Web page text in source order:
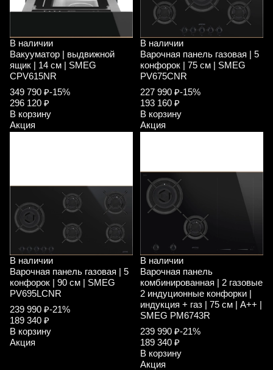
В наличии
Вакууматор | выдвижной
ящик | 14 см | SMEG
CPV615NR
349 790 ₽-15%
296 120 ₽
В корзину
Акция
В наличии
Варочная панель газовая | 5
конфорок | 75 см | SMEG
PV675CNR
227 990 ₽-15%
193 160 ₽
В корзину
Акция
В наличии
Варочная панель газовая | 5
конфорок | 90 см | SMEG
PV695LCNR
239 990 ₽-21%
189 340 ₽
В корзину
Акция
В наличии
Варочная панель
комбинированная | 2 газовые
2 индуционные конфорки |
индукция + газ | 75 см | A++ |
SMEG PM6743R
239 990 ₽-21%
189 340 ₽
В корзину
Акция